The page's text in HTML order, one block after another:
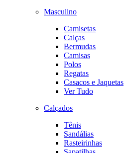
Masculino
Camisetas
Calças
Bermudas
Camisas
Polos
Regatas
Casacos e Jaquetas
Ver Tudo
Calçados
Tênis
Sandálias
Rasteirinhas